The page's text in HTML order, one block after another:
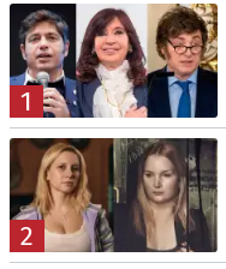
1
2